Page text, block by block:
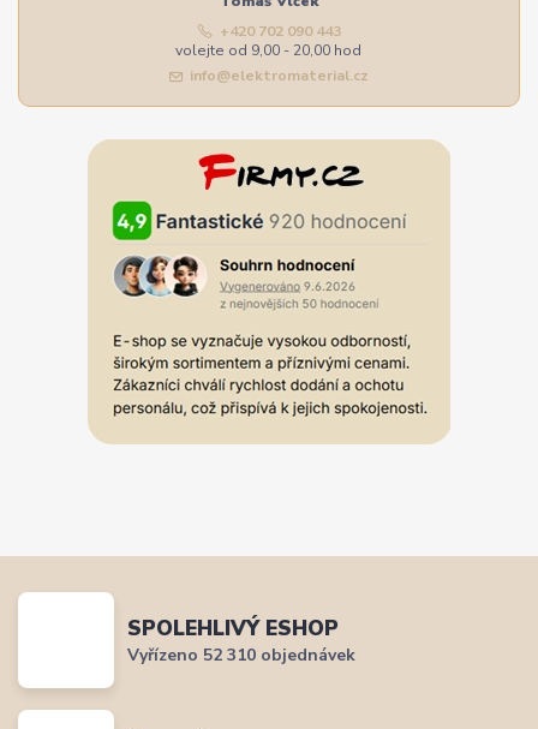
+420 702 090 443
volejte od 9,00 - 20,00 hod
info@elektromaterial.cz
SPOLEHLIVÝ ESHOP
Vyřízeno 52 310 objednávek